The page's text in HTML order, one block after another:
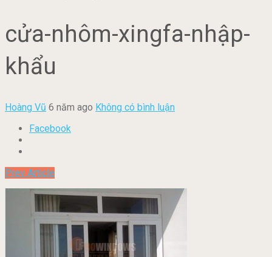
cửa-nhôm-xingfa-nhập-
khẩu
Hoàng Vũ 6 năm ago Không có bình luận
Facebook
Prev Article